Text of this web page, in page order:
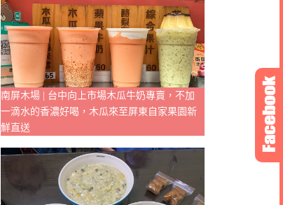
南屏木場 | 台中向上市場木瓜牛奶專賣，不加
一滴水的香濃好喝，木瓜來至屏東自家果園新
鮮直送